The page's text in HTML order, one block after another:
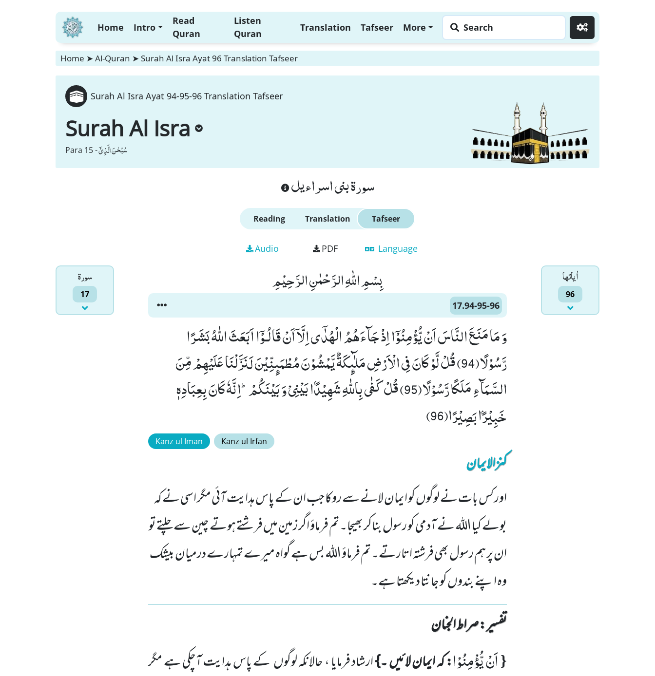
Home Intro
Read
Quran
Listen
Quran
Translation Tafseer More Search
Home ➤ Al-Quran ➤ Surah Al Isra Ayat 96 Translation Tafseer
Surah Al Isra Ayat 94-95-96 Translation Tafseer
Surah Al Isra
Para 15 -سُبْحٰنَ الَّذِیْۤ
سورة بنى اسراءيل
Reading Translation Tafseer
Audio PDF Language
سورۃ
17
اٰياتها
96
بِسْمِ اللّٰهِ الرَّحْمٰنِ الرَّحِیْمِ
17.94-95-96
وَ مَا مَنَعَ النَّاسَ اَنْ یُّؤْمِنُوْۤا اِذْ جَآءَهُمُ الْهُدٰۤى اِلَّاۤ اَنْ قَالُـوْۤا اَبَعَثَ اللّٰهُ بَشَرًا
رَّسُوْلًا(94) قُلْ لَّوْ كَانَ فِی الْاَرْضِ مَلٰٓىٕكَةٌ یَّمْشُوْنَ مُطْمَىٕنِّیْنَ لَنَزَّلْنَا عَلَیْهِمْ مِّنَ
السَّمَآءِ مَلَكًا رَّسُوْلًا(95) قُلْ كَفٰى بِاللّٰهِ شَهِیْدًۢا بَیْنِیْ وَ بَیْنَكُمْؕ-اِنَّهٗ كَانَ بِعِبَادِهٖ
خَبِیْرًۢا بَصِیْرًا(96)
Kanz ul Iman Kanz ul Irfan
کنزالایمان
اور کس بات نے لوگوں کو ایمان لانے سے روکا جب ان کے پاس ہدایت آئی مگر اسی نے کہ
بولے کیا اللہ نے آدمی کو رسول بناکر بھیجا۔ تم فرماؤ اگر زمین میں فرشتے ہوتے چین سے چلتے تو
ان پر ہم رسول بھی فرشتہ اتارتے۔ تم فرماؤ اللہ بس ہے گواہ میرے تمہارے درمیان بیشک
وہ اپنے بندوں کو جانتا دیکھتا ہے۔
تفسیر : ‎صراط الجنان
{اَنْ یُّؤْمِنُوْا: کہ ایمان لائیں ۔}ارشاد فرمایا ، حالانکہ لوگوںکے پاس ہدایت آچکی ہے مگر